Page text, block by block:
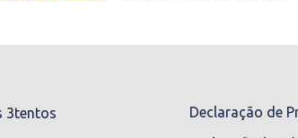
3tentos Declaração de